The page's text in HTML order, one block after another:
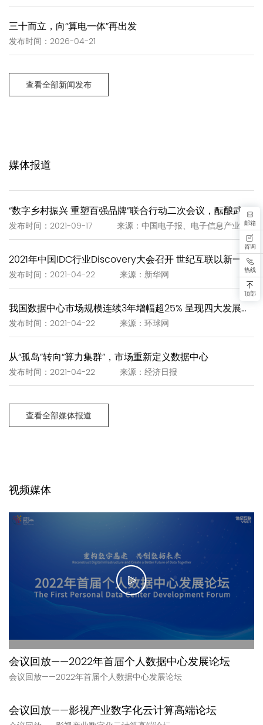
三十而立，向“算电一体”再出发
发布时间：2026-04-21
查看全部新闻发布
媒体报道
发布时间：2021-09-17 来源：中国电子报、电子信息产业网
发布时间：2021-04-22 来源：新华网
发布时间：2021-04-22 来源：环球网
从“孤岛”转向“算力集群”，市场重新定义数据中心
发布时间：2021-04-22 来源：经济日报
查看全部媒体报道
视频媒体
会议回放——2022年首届个人数据中心发展论坛
会议回放——2022年首届个人数据中心发展论坛
会议回放——影视产业数字化云计算高端论坛
邮箱
咨询
热线
顶部